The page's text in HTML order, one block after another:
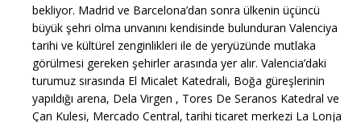
bekliyor. Madrid ve Barcelona’dan sonra ülkenin üçüncü
büyük şehri olma unvanını kendisinde bulunduran Valenciya
tarihi ve kültürel zenginlikleri ile de yeryüzünde mutlaka
görülmesi gereken şehirler arasında yer alır. Valencia’daki
turumuz sırasında El Micalet Katedrali, Boğa güreşlerinin
yapıldığı arena, Dela Virgen , Tores De Seranos Katedral ve
Çan Kulesi, Mercado Central, tarihi ticaret merkezi La Lonja